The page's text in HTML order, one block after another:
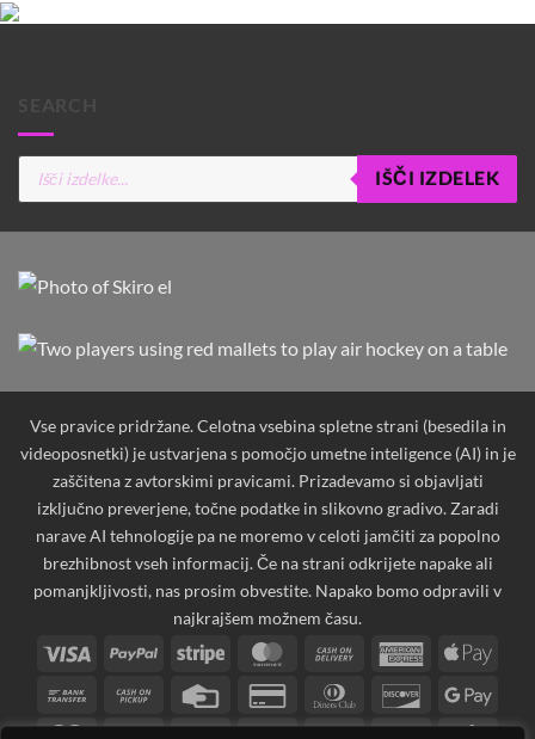
Products
search
IŠČI IZDELEK
Vse pravice pridržane. Celotna vsebina spletne strani (besedila in
videoposnetki) je ustvarjena s pomočjo umetne inteligence (AI) in je
zaščitena z avtorskimi pravicami. Prizadevamo si objavljati
izključno preverjene, točne podatke in slikovno gradivo. Zaradi
narave AI tehnologije pa ne moremo v celoti jamčiti za popolno
brezhibnost vseh informacij. Če na strani odkrijete napake ali
pomanjkljivosti, nas prosim obvestite. Napako bomo odpravili v
najkrajšem možnem času.
Visa
PayPal Stripe MasterCardCash
Delivery
AmericanApple
Bank
Transfer
Cash
on
Credit
Card
Credit
Card
Dinners
Club
Discover
Pay
Maestro MasterCardPayPal Visa Visa Western